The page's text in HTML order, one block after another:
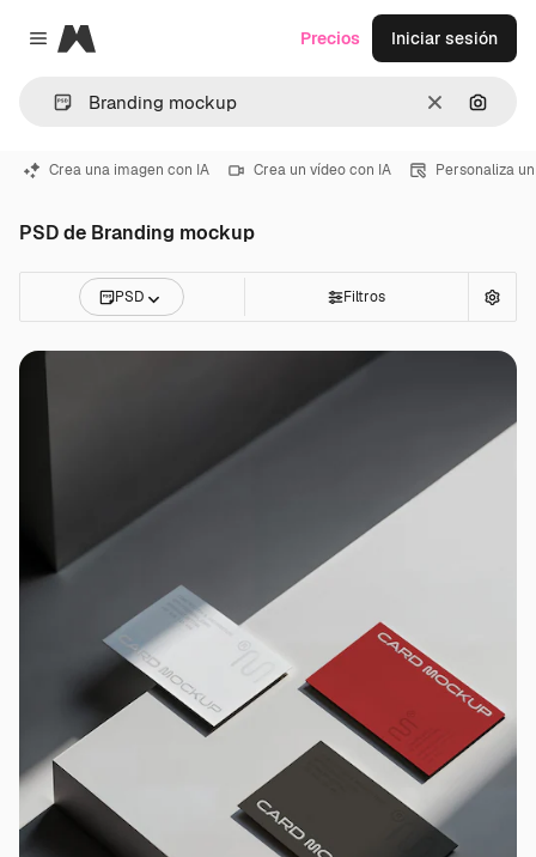
Close menu
Magnific
Borrar
Precios Iniciar sesión
Crea una imagen con IA Crea un vídeo con IA Personaliza
PSD de Branding mockup
PSD Filtros